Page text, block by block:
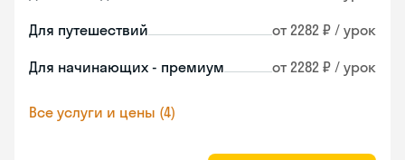
Для путешествий от 2282 ₽ / урок
Для начинающих - премиум от 2282 ₽ / урок
Все услуги и цены (4)